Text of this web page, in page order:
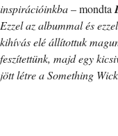
inspirációinkba– mondta
Ezzel az albummal és
kihívás elé állítottuk
feszítettünk, majd egy
jött létre a Something